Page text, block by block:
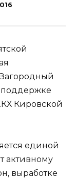
поддержке
Кировской
единой
активному
выработке